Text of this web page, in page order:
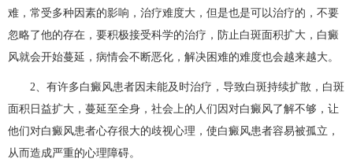
难，常受多种因素的影响，治疗难度大，但是也是可以治疗的，不要
忽略了他的存在，要积极接受科学的治疗，防止白斑面积扩大，白癜
风就会开始蔓延，病情会不断恶化，解决困难的难度也会越来越大。
2、有许多白癜风患者因未能及时治疗，导致白斑持续扩散，白斑
面积日益扩大，蔓延至全身，社会上的人们因对白癜风了解不够，让
他们对白癜风患者心存很大的歧视心理，使白癜风患者容易被孤立，
从而造成严重的心理障碍。